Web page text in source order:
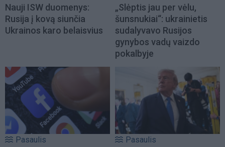
Nauji ISW duomenys:
Rusija į kovą siunčia
Ukrainos karo belaisvius
„Slėptis jau per vėlu,
šunsnukiai“: ukrainietis
sudalyvavo Rusijos
gynybos vadų vaizdo
pokalbyje
Pasaulis Pasaulis